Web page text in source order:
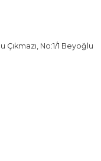
No:1/1 Beyoğlu